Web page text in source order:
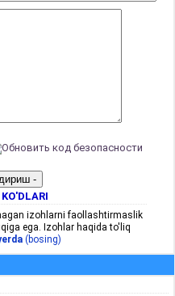
izohlarni faollashtirmaslik
ega. Izohlar haqida to'liq
(bosing)